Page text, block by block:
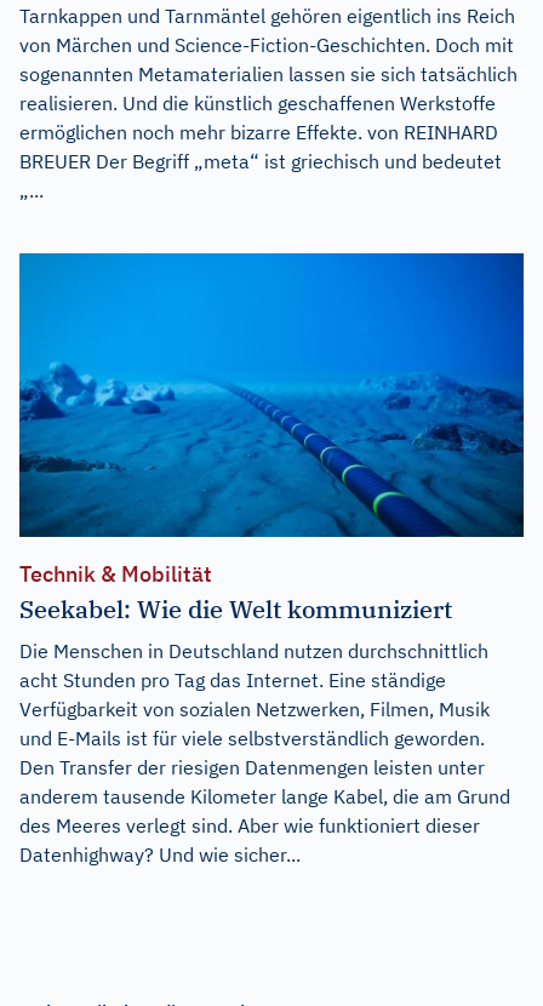
Tarnkappen und Tarnmäntel gehören eigentlich ins Reich
von Märchen und Science-Fiction-Geschichten. Doch mit
sogenannten Metamaterialien lassen sie sich tatsächlich
realisieren. Und die künstlich geschaffenen Werkstoffe
ermöglichen noch mehr bizarre Effekte. von REINHARD
BREUER Der Begriff „meta“ ist griechisch und bedeutet
„...
Technik & Mobilität
Seekabel: Wie die Welt kommuniziert
Die Menschen in Deutschland nutzen durchschnittlich
acht Stunden pro Tag das Internet. Eine ständige
Verfügbarkeit von sozialen Netzwerken, Filmen, Musik
und E-Mails ist für viele selbstverständlich geworden.
Den Transfer der riesigen Datenmengen leisten unter
anderem tausende Kilometer lange Kabel, die am Grund
des Meeres verlegt sind. Aber wie funktioniert dieser
Datenhighway? Und wie sicher...